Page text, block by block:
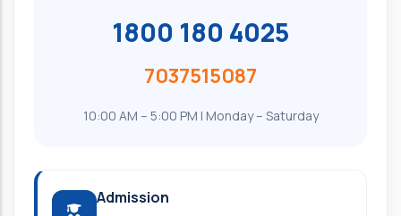
1800 180 4025
7037515087
10:00 AM – 5:00 PM | Monday – Saturday
Admission